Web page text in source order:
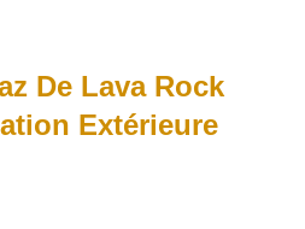
De Lava Rock
Extérieure